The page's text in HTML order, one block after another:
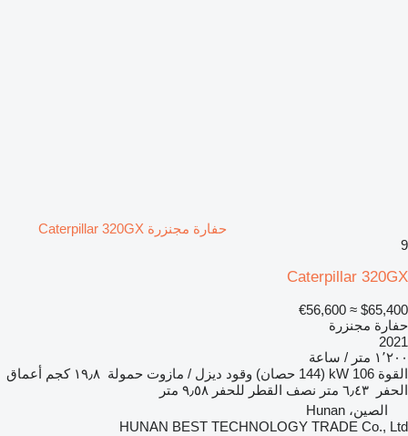
حفارة مجنزرة Caterpillar 320GX
9
Caterpillar 320GX
$65,400
≈ €56,600
حفارة مجنزرة
2021
١٬٢٠٠ متر / ساعة
القوة 106 kW (144 حصان) وقود ديزل / مازوت حمولة ١٩٫٨ كجم
أعماق
الحفر
٦٫٤٣ متر نصف القطر للحفر ٩٫٥٨ متر
الصين، Hunan
HUNAN BEST TECHNOLOGY TRADE Co., Ltd